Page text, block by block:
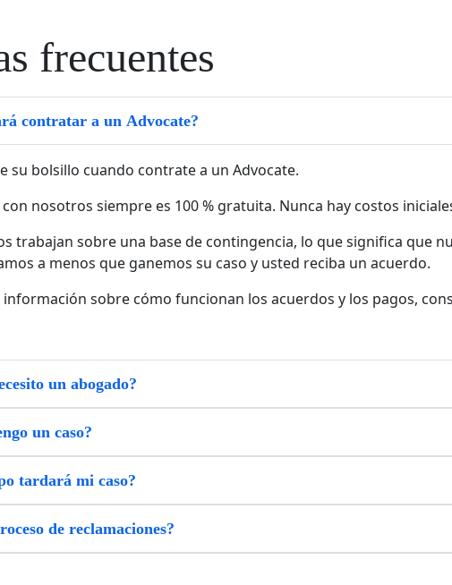
frecuentes
contratar a un Advocate?
su bolsillo cuando contrate a un Advocate.
nosotros siempre es 100 % gratuita. Nunca hay costos
trabajan sobre una base de contingencia, lo que significa que
a menos que ganemos su caso y usted reciba un acuerdo.
información sobre cómo funcionan los acuerdos y los pagos,
un abogado?
un caso?
tardará mi caso?
de reclamaciones?